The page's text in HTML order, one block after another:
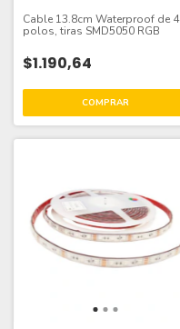
Cable 13.8cm Waterproof de 4
polos, tiras SMD5050 RGB
$1.190,64